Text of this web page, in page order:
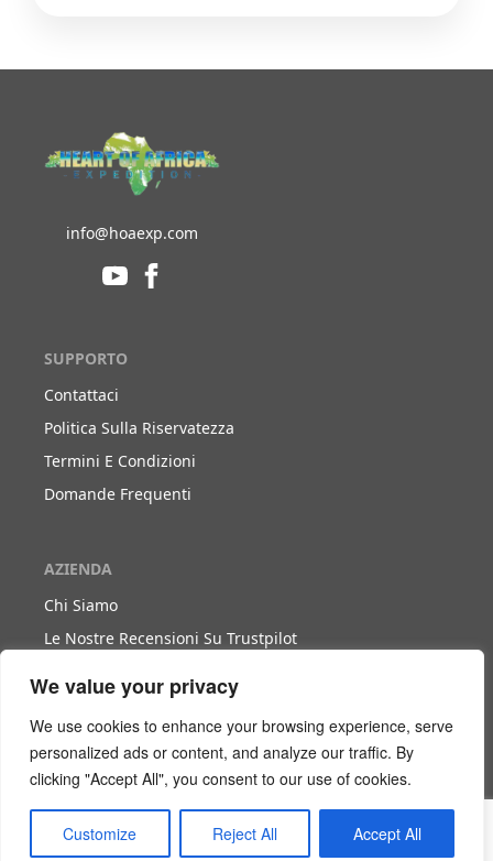
We value your privacy
We use cookies to enhance your browsing experience, serve
personalized ads or content, and analyze our traffic. By
clicking "Accept All", you consent to our use of cookies.
Customize Reject All Accept All
info@hoaexp.com
SUPPORTO
Contattaci
Politica Sulla Riservatezza
Termini E Condizioni
Domande Frequenti
AZIENDA
Chi Siamo
Le Nostre Recensioni Su Trustpilot
LAVORA CON NOI
Diventa Nostro Partner
Diventa Nostro Agente